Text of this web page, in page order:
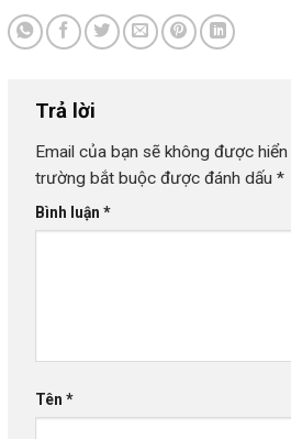
Trả lời
Email của bạn sẽ không được
trường bắt buộc được đánh dấu *
Bình luận *
Tên *